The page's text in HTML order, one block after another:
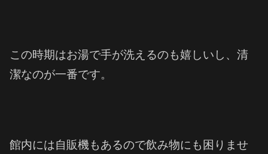
この時期はお湯で手が洗えるのも嬉しいし、 清
潔なのが一番です。
館内には自販機もあるので飲み物にも困りませ